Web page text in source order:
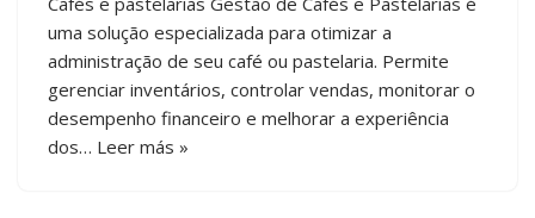
uma solução especializada para otimizar a
administração de seu café ou pastelaria. Permite
gerenciar inventários, controlar vendas, monitorar o
desempenho financeiro e melhorar a experiência
dos… Leer más »